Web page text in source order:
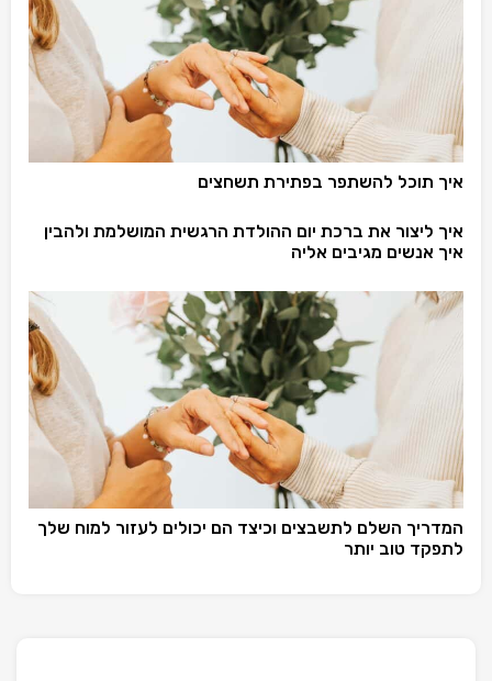
איך תוכל להשתפר בפתירת תשחצים
איך ליצור את ברכת יום ההולדת הרגשית המושלמת ולהבין
איך אנשים מגיבים אליה
המדריך השלם לתשבצים וכיצד הם יכולים לעזור למוח שלך
לתפקד טוב יותר